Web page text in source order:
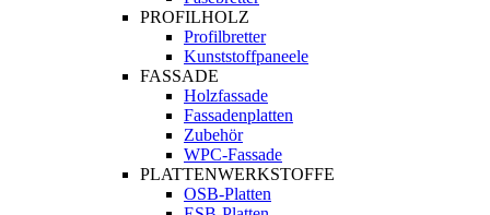
PROFILHOLZ
Profilbretter
Kunststoffpaneele
FASSADE
Holzfassade
Fassadenplatten
Zubehör
WPC-Fassade
PLATTENWERKSTOFFE
OSB-Platten